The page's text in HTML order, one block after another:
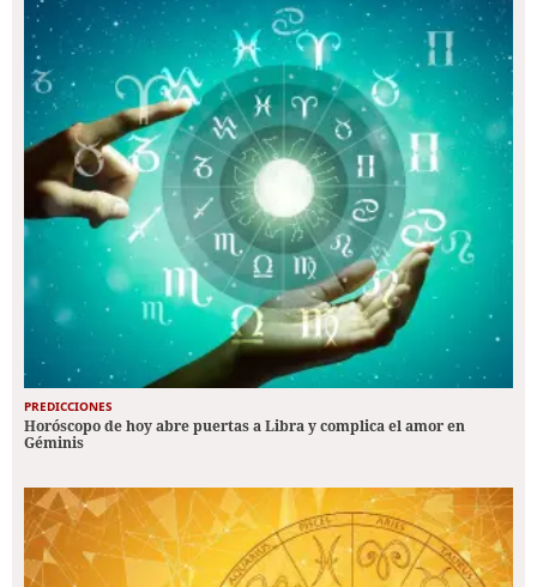
PREDICCIONES
Horóscopo de hoy abre puertas a Libra y complica el amor en
Géminis